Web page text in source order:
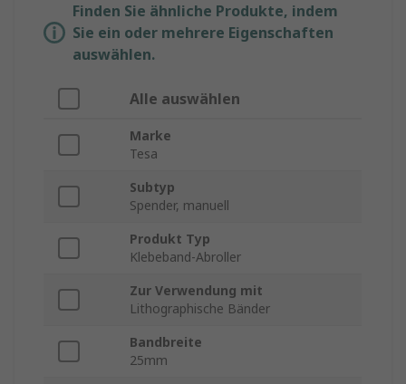
Finden Sie ähnliche Produkte, indem
Sie ein oder mehrere Eigenschaften
auswählen.
Alle auswählen
Marke
Tesa
Subtyp
Spender, manuell
Produkt Typ
Klebeband-Abroller
Zur Verwendung mit
Lithographische Bänder
Bandbreite
25mm